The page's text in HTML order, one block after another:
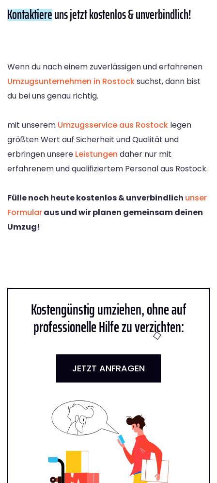
Kontaktiereuns jetzt kostenlos & unverbindlich!
Wenn du nach einem zuverlässigen und erfahrenen
Umzugsunternehmen in Rostocksuchst, dann bist
du bei uns genau richtig.
mit unserem Umzugsservice aus Rostock legen
größten Wert auf Sicherheit und Qualität und
erbringen unsere Leistungen daher nur mit
erfahrenem und qualifiziertem Personal aus Rostock.
Fülle noch heute kostenlos & unverbindlich unser
Formularaus und wir planen gemeinsam deinen
Umzug!
Kostengünstig umziehen, ohne auf
professionelle Hilfe zu verzichten:
JETZT ANFRAGEN